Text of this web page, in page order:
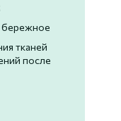
бережное
тканей
после